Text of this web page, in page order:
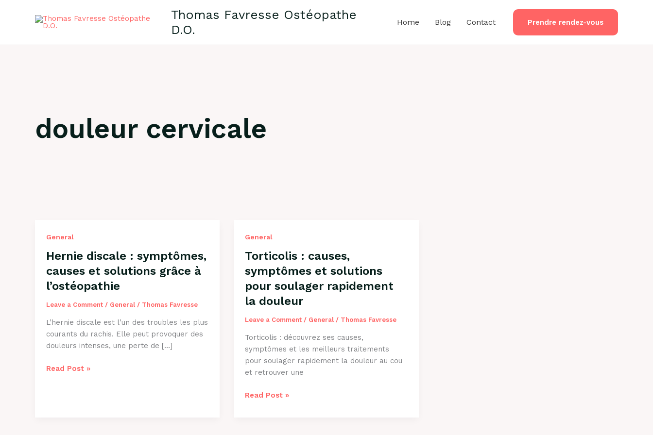
Thomas Favresse Ostéopathe
D.O.
Home Blog Contact Prendre rendez-vous
douleur cervicale
General
Hernie discale : symptômes,
causes et solutions grâce à
l’ostéopathie
Leave a Comment / General/ Thomas Favresse
L’hernie discale est l’un des troubles les plus
courants du rachis. Elle peut provoquer des
douleurs intenses, une perte de […]
Hernie
Read Post »
General
Torticolis : causes,
symptômes et solutions
pour soulager rapidement
la douleur
Leave a Comment / General / Thomas Favresse
Torticolis : découvrez ses causes,
symptômes et les meilleurs traitements
pour soulager rapidement la douleur au cou
et retrouver une
Torticolis
Read Post »